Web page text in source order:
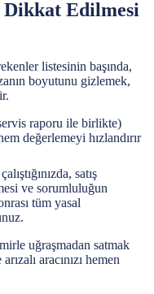
Dikkat Edilmesi
listesinin başında,
boyutunu gizlemek,
raporu ile birlikte)
değerlemeyi hızlandırır
satış
ve sorumluluğun
tüm yasal
uğraşmadan satmak
aracınızı hemen